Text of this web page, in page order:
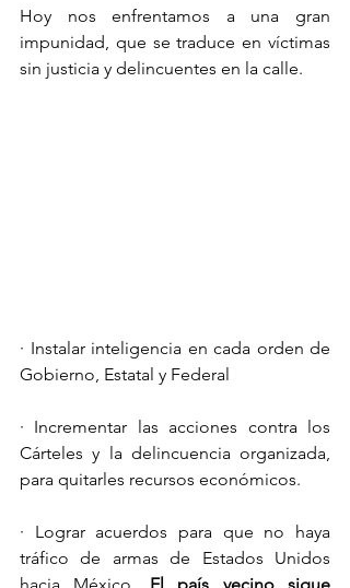
Hoy nos enfrentamos a una gran
impunidad, que se traduce en víctimas
sin justicia y delincuentes en la calle.
· Instalar inteligencia en cada orden de
Gobierno, Estatal y Federal
· Incrementar las acciones contra los
Cárteles y la delincuencia organizada,
para quitarles recursos económicos.
· Lograr acuerdos para que no haya
tráfico de armas de Estados Unidos